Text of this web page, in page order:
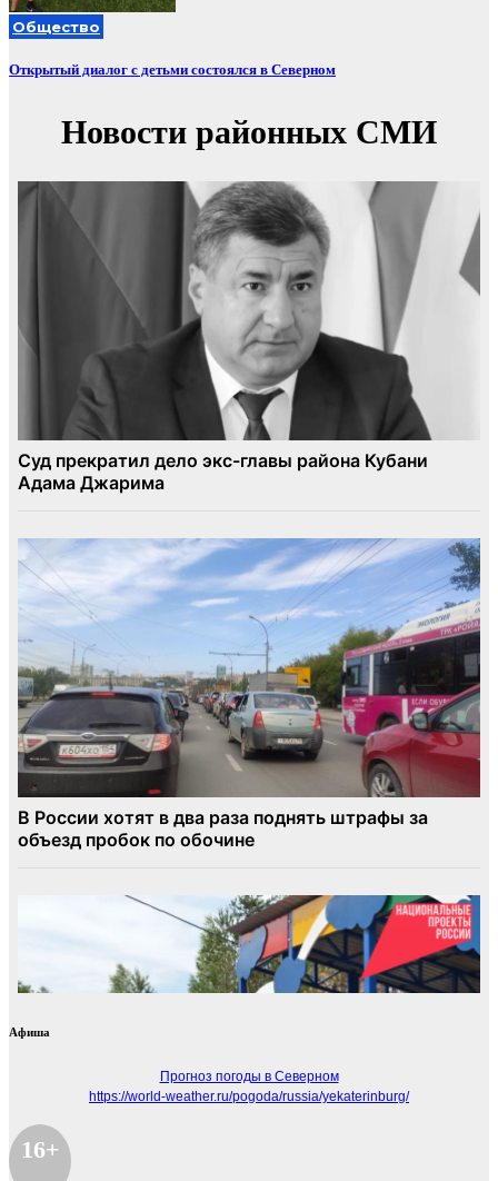
Общество
Открытый диалог с детьми состоялся в Северном
Афиша
Прогноз погоды в Северном
https://world-weather.ru/pogoda/russia/yekaterinburg/
16+